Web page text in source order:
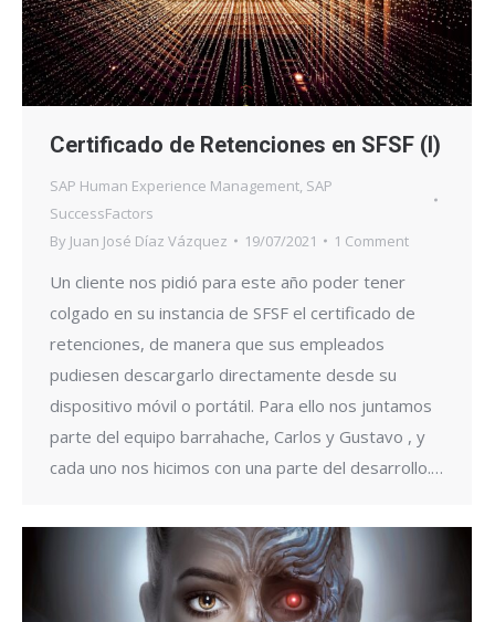
Certificado de Retenciones en SFSF (I)
SAP Human Experience Management SAP
SuccessFactors
By Juan José Díaz Vázquez 19/07/2021 1 Comment
Un cliente nos pidió para este año poder tener
colgado en su instancia de SFSF el certificado de
retenciones, de manera que sus empleados
pudiesen descargarlo directamente desde su
dispositivo móvil o portátil. Para ello nos juntamos
parte del equipo barrahache, Carlos y Gustavo , y
cada uno nos hicimos con una parte del desarrollo.…